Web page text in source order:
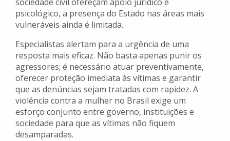
psicológico, a presença do Estado nas áreas mais
vulneráveis ainda é limitada.
Especialistas alertam para a urgência de uma
resposta mais eficaz. Não basta apenas punir os
agressores; é necessário atuar preventivamente,
oferecer proteção imediata às vítimas e garantir
que as denúncias sejam tratadas com rapidez. A
violência contra a mulher no Brasil exige um
esforço conjunto entre governo, instituições e
sociedade para que as vítimas não fiquem
desamparadas.